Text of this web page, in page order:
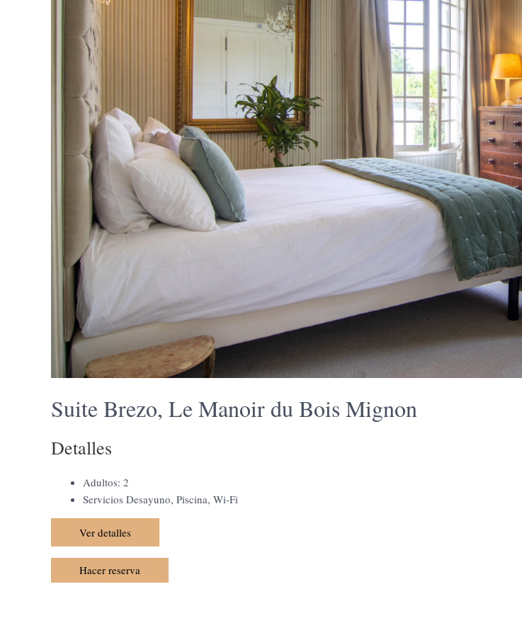
Suite Brezo, Le Manoir du Bois Mignon
Detalles
Adultos: 2
Servicios Desayuno, Piscina, Wi-Fi
Ver detalles
Hacer reserva